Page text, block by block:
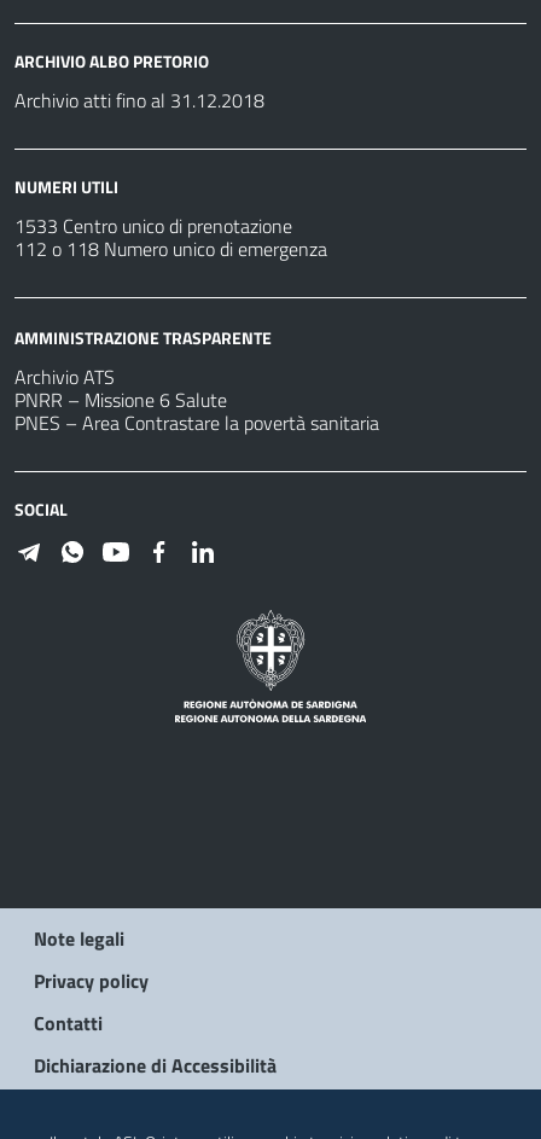
ARCHIVIO ALBO PRETORIO
Archivio atti fino al 31.12.2018
NUMERI UTILI
1533 Centro unico di prenotazione
112 o 118 Numero unico di emergenza
AMMINISTRAZIONE TRASPARENTE
Archivio ATS
PNRR – Missione 6 Salute
PNES – Area Contrastare la povertà sanitaria
SOCIAL
Note legali
Privacy policy
Contatti
Dichiarazione di Accessibilità